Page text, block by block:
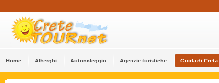
Home Alberghi Αutonoleggio Agenzie turistiche Guida di Creta